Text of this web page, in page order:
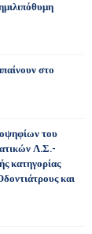
στο
του
Λ.Σ.-
κατηγορίας
και